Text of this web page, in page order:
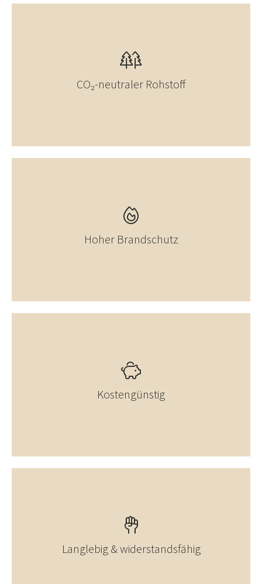
CO₂-neutraler Rohstoff
Hoher Brandschutz
Kostengünstig
Langlebig & widerstandsfähig